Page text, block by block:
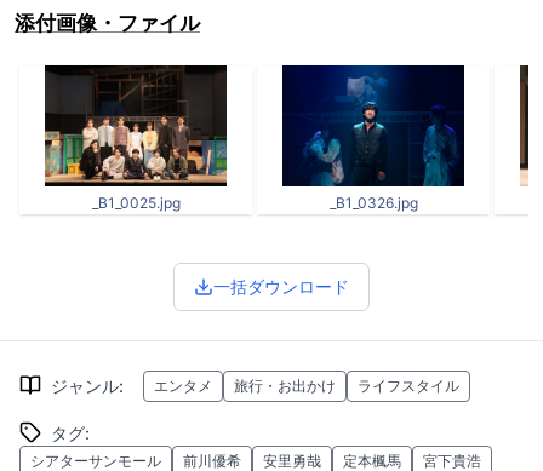
添付画像・ファイル
_B1_0025.jpg _B1_0326.jpg
一括ダウンロード
ジャンル: エンタメ 旅行・お出かけ ライフスタイル
タグ:
シアターサンモール 前川優希 安里勇哉 定本楓馬
宮下貴浩